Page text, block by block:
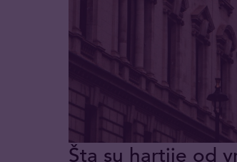
Šta su hartije od